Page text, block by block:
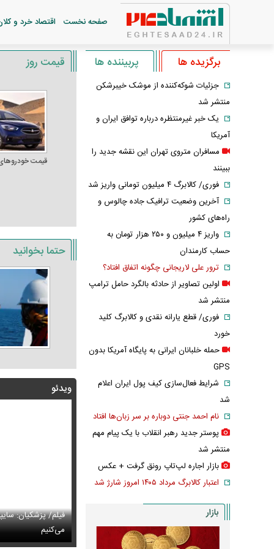
صفحه نخست اقتصاد خرد و
قیمت روز
قیمت
حتما بخوانید
ویدئو
اگر ارز ترجیحی را حذف نمی‌کردیم، قطعاً قحطی
فیلم/ پزشکیان:
می‌کنیم
جدید صابر ابر در فضای مجازی پربازدید شد عکس دیده‌نشده
برگزیده ها پربیننده ها
جزئیات شوکه‌کننده از موشک خیبرشکن
منتشر شد
یک خبر غیرمنتظره درباره توافق ایران و
آمریکا
مسافران متروی تهران این نقشه جدید را
ببینند
فوری/ کالابرگ ۴ میلیون تومانی واریز شد
آخرین وضعیت ترافیک جاده چالوس و
راه‌های کشور
واریز ۴ میلیون و ۲۵۰ هزار تومان به
حساب کارمندان
ترور علی لاریجانی چگونه اتفاق افتاد؟
اولین تصاویر از حادثه بالگرد حامل ترامپ
منتشر شد
فوری/ قطع یارانه نقدی و کالابرگ کلید
خورد
حمله خلبانان ایرانی به پایگاه آمریکا بدون
GPS
شرایط فعال‌سازی کیف پول ایران اعلام
شد
نام احمد جنتی دوباره بر سر زبان‌ها افتاد
پوستر جدید رهبر انقلاب با یک پیام مهم
منتشر شد
بازار اجاره لپ‌تاپ رونق گرفت + عکس
اعتبار کالابرگ مرداد ۱۴۰۵ امروز شارژ شد
بازار